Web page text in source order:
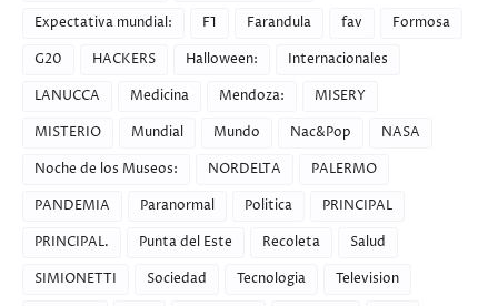
Expectativa mundial:
F1 Farandula fav
Formosa
G20
HACKERS Halloween:
Internacionales
LANUCCA
Medicina Mendoza:
MISERY
MISTERIO
Mundial Mundo Nac&Pop
NASA
Noche de los Museos:
NORDELTA
PALERMO
PANDEMIA
Paranormal Politica
PRINCIPAL
PRINCIPAL.
Punta del Este Recoleta
Salud
SIMIONETTI
Sociedad Tecnologia Television